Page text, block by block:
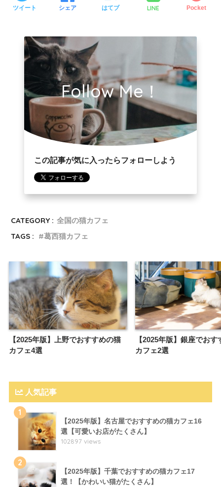
ツイート シェア はてブ LINE Pocket
Follow Me！
この記事が気に入ったらフォローしよう
CATEGORY : 全国の猫カフェ
TAGS :
葛西猫カフェ
【2025年版】上野でおすすめの猫
カフェ4選
【2025年版】銀座でおす
カフェ2選
人気記事
1
【2025年版】名古屋でおすすめの猫カフェ16
選【可愛いお店がたくさん】
102897 views
2
【2025年版】千葉でおすすめの猫カフェ17
選！【かわいい猫がたくさん】